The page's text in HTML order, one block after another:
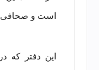
است و صحافی